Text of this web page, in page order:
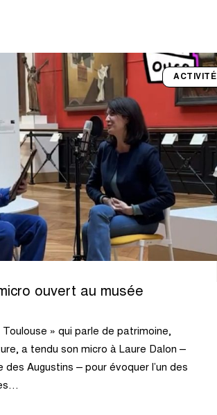
ACTIVITÉ
ouvert au musée
Toulouse » qui parle de patrimoine,
a tendu son micro à Laure Dalon –
Augustins – pour évoquer l’un des